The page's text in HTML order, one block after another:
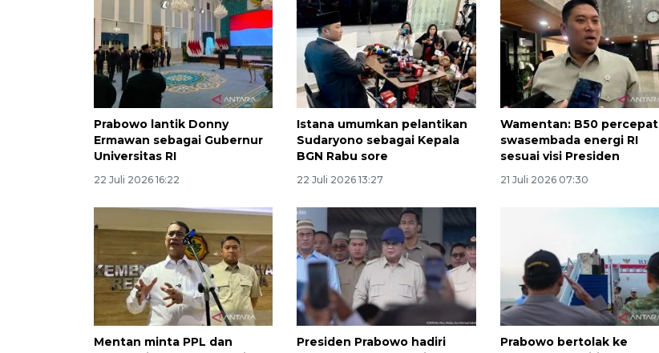
Prabowo lantik Donny
Ermawan sebagai Gubernur
Universitas RI
22 Juli 2026 16:22
Istana umumkan pelantikan
Sudaryono sebagai Kepala
BGN Rabu sore
22 Juli 2026 13:27
Wamentan: B50 percepat
swasembada energi RI
sesuai visi Presiden
21 Juli 2026 07:30
Mentan minta PPL dan
Presiden Prabowo hadiri
Prabowo bertolak ke